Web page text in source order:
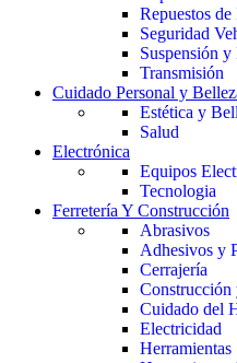
Repuestos
Seguridad
Suspensión
Transmisión
Cuidado Personal y
Estética y
Salud
Electrónica
Equipos
Tecnologia
Ferretería Y Construcción
Abrasivos
Adhesivos y
Cerrajería
Cuidado del
Electricidad
Herramientas